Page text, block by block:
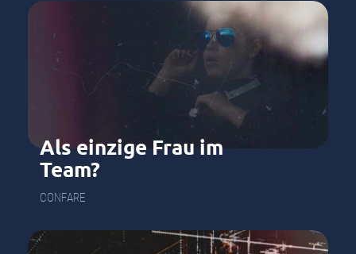
Als einzige Frau im
Team?
CONFARE